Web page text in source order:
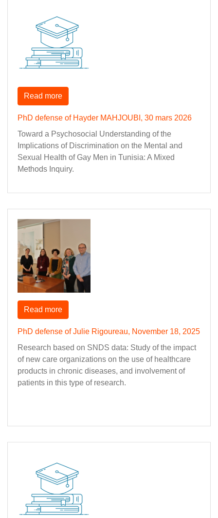
PhD defense of Hayder MAHJOUBI, 30 mars 2026
Toward a Psychosocial Understanding of the
Implications of Discrimination on the Mental and
Sexual Health of Gay Men in Tunisia: A Mixed
Methods Inquiry.
Read more
PhD defense of Julie Rigoureau, November 18, 2025
Research based on SNDS data: Study of the impact
of new care organizations on the use of healthcare
products in chronic diseases, and involvement of
patients in this type of research.
Read more